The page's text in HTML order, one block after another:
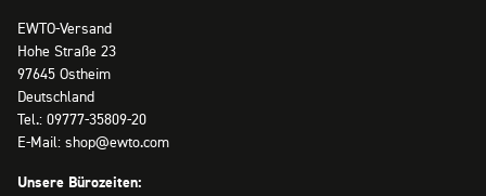
EWTO-Versand
Hohe Straße 23
97645 Ostheim
Deutschland
Tel.: 09777-35809-20
E-Mail: shop@ewto.com
Unsere Bürozeiten: